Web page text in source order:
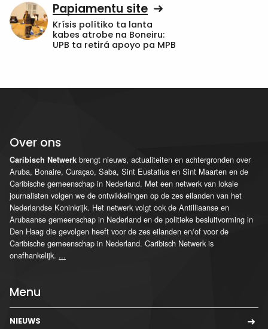
Papiamentu site
Krísis polítiko ta lanta
kabes atrobe na Boneiru:
UPB ta retirá apoyo pa MPB
Over ons
Caribisch Netwerk brengt nieuws, actualiteiten en achtergronden over
Aruba, Bonaire, Curaçao, Saba, Sint Eustatius en Sint Maarten en de
Caribische gemeenschap in Nederland. Met een netwerk van lokale
journalisten volgen we de ontwikkelingen op de zes eilanden van het
Nederlandse Koninkrijk. Het netwerk volgt ook de Antilliaanse en
Arubaanse gemeenschap in Nederland en de politieke besluitvorming in
Den Haag die gevolgen heeft voor de zes eilanden en/of voor de
Caribische gemeenschap in Nederland. Caribisch Netwerk is
onafhankelijk. ...
Menu
NIEUWS